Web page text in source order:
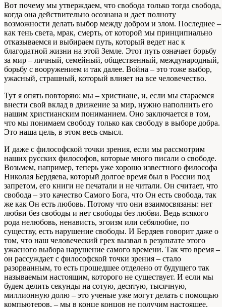
Вот почему мы утверждаем, что свобода только тогда свобода,
когда она действительно осознана и дает полноту
возможности делать выбор между добром и злом. Последнее –
как тень света, мрак, смерть, от которой мы принципиально
отказываемся и выбираем путь, который ведет нас к
благодатной жизни на этой Земле. Этот путь означает борьбу
за мир – личный, семейный, общественный, международный,
борьбу с вооружением и так далее. Война – это тоже выбор,
ужасный, страшный, который влияет на все человечество.
Тут я опять повторяю: мы – христиане, и, если мы стараемся
внести свой вклад в движение за мир, нужно наполнить его
нашим христианским пониманием. Оно заключается в том,
что мы понимаем свободу только как свободу в выборе добра.
Это наша цель, в этом весь смысл.
И даже с философской точки зрения, если мы рассмотрим
наших русских философов, которые много писали о свободе.
Возьмем, например, теперь уже хорошо известного философа
Николая Бердяева, который долгое время был в России под
запретом, его книги не печатали и не читали. Он считает, что
свобода – это качество Самого Бога, что Он есть свобода, так
же как Он есть любовь. Потому что они взаимосвязаны: нет
любви без свободы и нет свободы без любви. Ведь всякого
рода нелюбовь, ненависть, эгоизм или себялюбие, по
существу, есть нарушение свободы. И Бердяев говорит даже о
том, что наш человеческий грех вызвал в результате этого
ужасного выбора нарушение самого времени. Так что время –
он рассуждает с философской точки зрения – стало
разорванным, то есть прошедшее отделено от будущего так
называемым настоящим, которого не существует. И если мы
будем делить секунды на сотую, десятую, тысячную,
миллионную долю – это ученые уже могут делать с помощью
компьютеров, – мы в конце концов не получим настоящее,